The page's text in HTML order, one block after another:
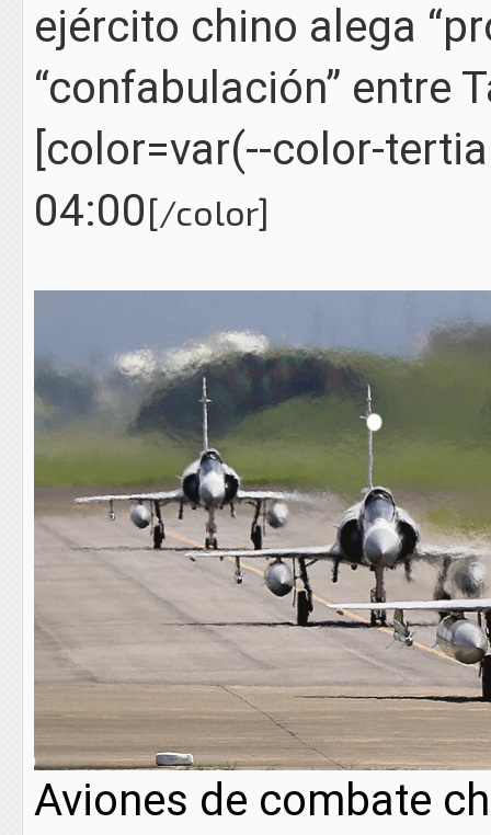
ejército chino alega
“confabulación” entre
[color=var(--color-
04:00[/color]
Aviones de combate